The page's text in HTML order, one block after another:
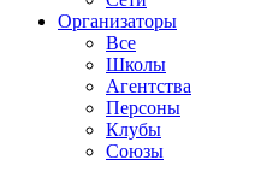
Организаторы
Все
Школы
Агентства
Персоны
Клубы
Союзы